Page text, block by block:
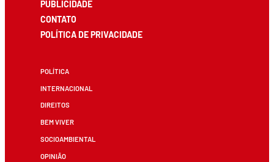
PUBLICIDADE
CONTATO
POLÍTICA DE PRIVACIDADE
POLÍTICA
INTERNACIONAL
DIREITOS
BEM VIVER
SOCIOAMBIENTAL
OPINIÃO